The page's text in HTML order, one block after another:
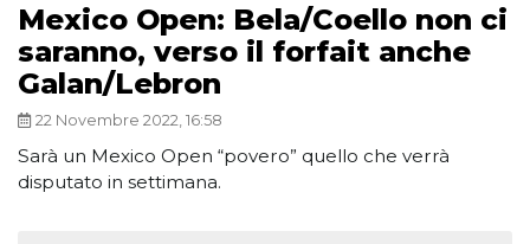
Mexico Open: Bela/Coello non ci
saranno, verso il forfait anche
Galan/Lebron
22 Novembre 2022, 16:58
Sarà un Mexico Open “povero” quello che verrà
disputato in settimana.